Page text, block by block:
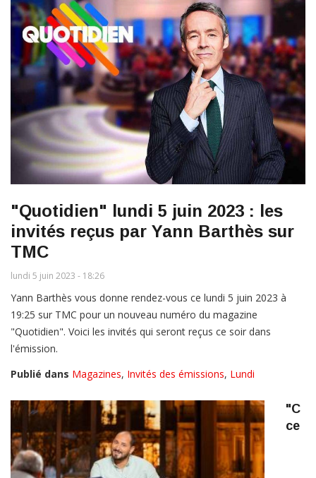
"Quotidien" lundi 5 juin 2023 : les
invités reçus par Yann Barthès sur
TMC
lundi 5 juin 2023 - 18:26
Yann Barthès vous donne rendez-vous ce lundi 5 juin 2023 à
19:25 sur TMC pour un nouveau numéro du magazine
"Quotidien". Voici les invités qui seront reçus ce soir dans
l'émission.
Publié dans Magazines, Invités des émissions, Lundi
"C
ce